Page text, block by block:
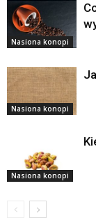
Nasiona konopi
Nasiona konopi
Nasiona konopi